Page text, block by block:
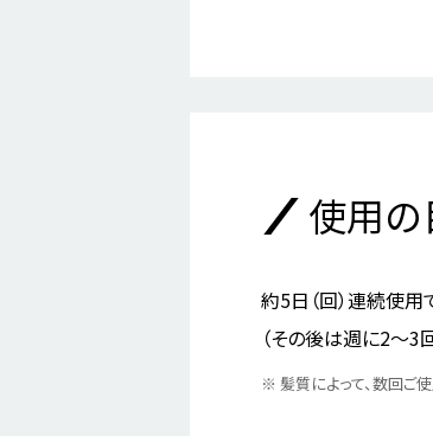
使用
約5日（回）連続使用
（その後は週に2～3
※ 髪質によって、数回ご